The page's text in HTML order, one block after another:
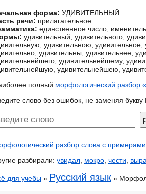
форма: УДИВИТЕЛЬНЫЙ
речи: прилагательное
единственное число,
удивительный, удивительного,
удивительною,
удивительны, удивительнее,
удивительнейшему,
удивительнейшею,
полный морфологический разбор
слово без ошибок, не заменяя
разбор слова с
разбирали: увидал мокро чести
для учебы » Русский язык »